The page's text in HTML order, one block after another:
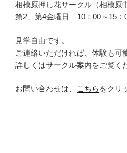
相模原押し花サークル（相模原
第2、第4金曜日 10：00～15：
見学自由です。
ご連絡いただければ、体験も可
詳しくはサークル案内をご覧く
お問い合わせは、 こちら をクリ